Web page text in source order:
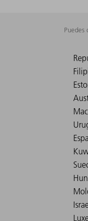
Puedes